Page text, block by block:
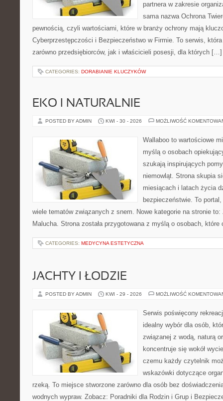
partnera w zakresie
sama nazwa Ochrona
pewnością, czyli wartościami, które w branży ochrony mają
Cyberprzestępczości i Bezpieczeństwo w Firmie. To serwis,
zarówno przedsiębiorców, jak i właścicieli posesji, dla których […]
CATEGORIES: DORABIANIE KLUCZYKÓW
EKO I NATURALNIE
POSTED BY ADMIN KWI - 30 - 2026 MOŻLIWOŚĆ
Wallaboo to wartościowe
myślą o osobach
szukają inspirujących
niemowląt. Strona skupia
miesiącach i latach życia
bezpieczeństwie. To
wiele tematów związanych z snem. Nowe kategorie na stronie
Malucha. Strona została przygotowana z myślą o osobach,
CATEGORIES: MEDYCYNA ESTETYCZNA
JACHTY I ŁODZIE
POSTED BY ADMIN KWI - 29 - 2026 MOŻLIWOŚĆ
Serwis poświęcony
idealny wybór dla osób,
związanej z wodą, naturą
koncentruje się wokół
czemu każdy czytelnik
wskazówki dotyczące
rzeką. To miejsce stworzone zarówno dla osób bez
wodnych wypraw. Zobacz: Poradniki dla Rodzin i Grup i